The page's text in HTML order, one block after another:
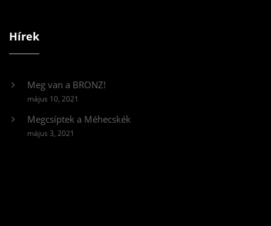
Hírek
Meg van a BRONZ!
május 10, 2021
Megcsíptek a Méhecskék
május 3, 2021